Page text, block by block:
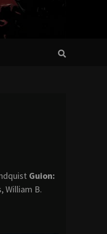
Guion:
William B.